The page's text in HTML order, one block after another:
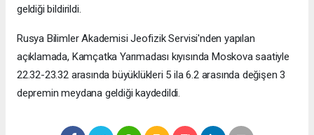
geldiği bildirildi.
Rusya Bilimler Akademisi Jeofizik Servisi'nden yapılan
açıklamada, Kamçatka Yarımadası kıyısında Moskova saatiyle
22.32-23.32 arasında büyüklükleri 5 ila 6.2 arasında değişen 3
depremin meydana geldiği kaydedildi.